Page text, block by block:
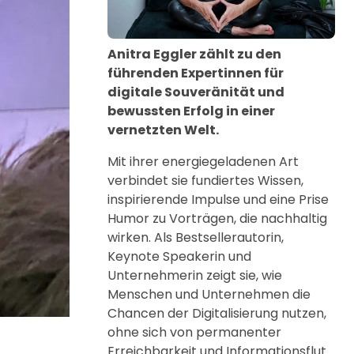
Anitra Eggler zählt zu den
führenden Expertinnen für
digitale Souveränität und
bewussten Erfolg in einer
vernetzten Welt.
Mit ihrer energiegeladenen Art
verbindet sie fundiertes Wissen,
inspirierende Impulse und eine Prise
Humor zu Vorträgen, die nachhaltig
wirken. Als Bestsellerautorin,
Keynote Speakerin und
Unternehmerin zeigt sie, wie
Menschen und Unternehmen die
Chancen der Digitalisierung nutzen,
ohne sich von permanenter